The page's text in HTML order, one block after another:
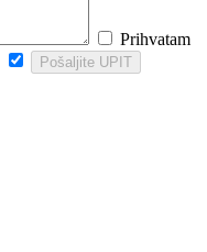
Prihvatam
Pošaljite UPIT